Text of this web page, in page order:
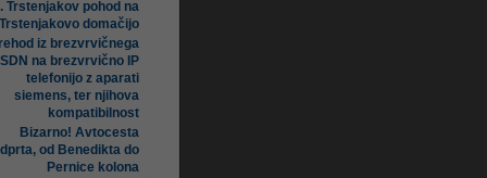
Trstenjakov pohod na
Trstenjakovo domačijo
iz brezvrvičnega
ISDN na brezvrvično IP
telefonijo z aparati
siemens, ter njihova
kompatibilnost
Bizarno! Avtocesta
od Benedikta do
Pernice kolona